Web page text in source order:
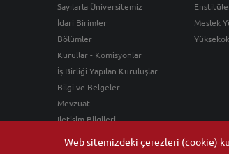
Web sitemizdeki çerezleri (cookie)
Sayılarla Üniversitemiz
İdari Birimler
Bölümler
Kurullar - Komisyonlar
İş Birliği Yapılan Kuruluşlar
Bilgi ve Belgeler
Mevzuat
İletişim Bilgileri
Meslek